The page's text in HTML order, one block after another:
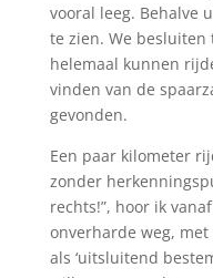
vooral leeg. Behalve
te zien. We
helemaal kunnen
vinden van de
gevonden.
Een paar kilometer
zonder
rechts!”, hoor ik
onverharde weg,
als ‘uitsluitend